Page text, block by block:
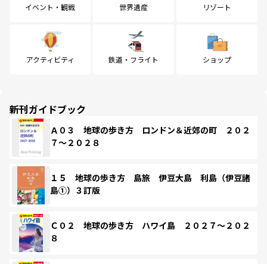
イベント・観戦 世界遺産 リゾート
アクティビティ 鉄道・フライト ショップ
新刊ガイドブック
Ａ０３ 地球の歩き方 ロンドン＆近郊の町 ２０２
７～２０２８
１５ 地球の歩き方 島旅 伊豆大島 利島（伊豆諸
島①）３訂版
Ｃ０２ 地球の歩き方 ハワイ島 ２０２７～２０２
８